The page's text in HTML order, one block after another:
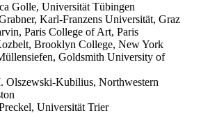
Golle, Universität Tübingen
Karl-Franzens Universität, Graz
Paris College of Art, Paris
Brooklyn College, New York
Goldsmith University of
Olszewski-Kubilius, Northwestern
Universität Trier